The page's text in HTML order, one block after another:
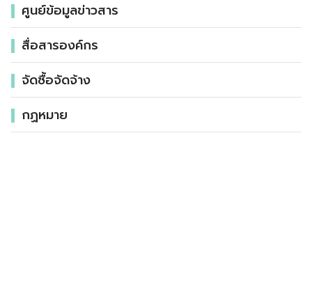
ศูนย์ข้อมูลข่าวสาร
สื่อสารองค์กร
จัดซื้อจัดจ้าง
กฏหมาย